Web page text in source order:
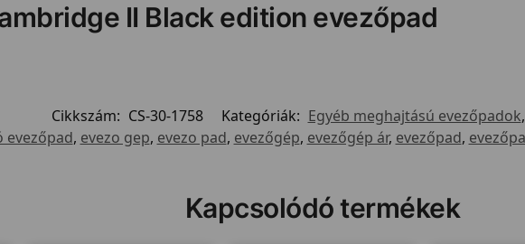
II Black edition evezőpad
Cikkszám: CS-30-1758 Kategóriák: Egyéb meghajtású evezőpadok,
evezőpad, evezo gep, evezo pad, evezőgép, evezőgép ár, evezőpad,
Kapcsolódó termékek